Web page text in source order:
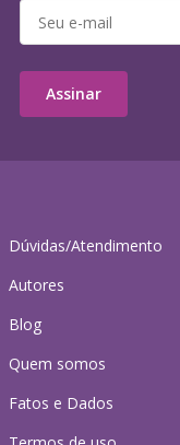
Dúvidas/Atendimento
Autores
Blog
Quem somos
Fatos e Dados
Assinar